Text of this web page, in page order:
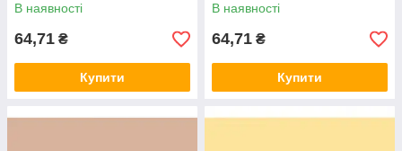
В наявності
64,71 ₴
Купити
В наявності
64,71 ₴
Купити